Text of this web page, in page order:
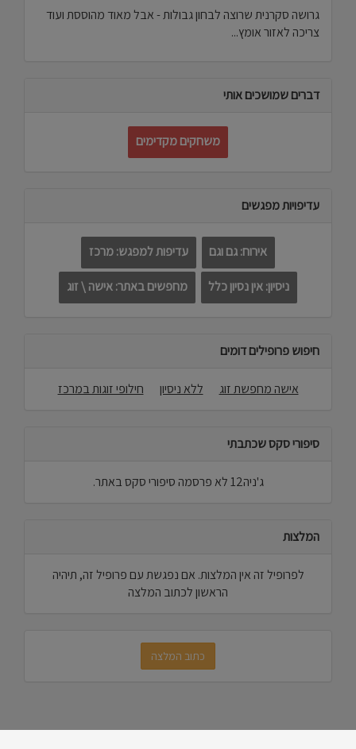
גרושה סקרנית שרוצה לבחון גבולות - אבל מאוד מהוססת ועוד
צריכה לאזור אומץ...
דברים שמושכים אותי
משחקים מקדימים
עדיפויות מפגשים
אירוח: גם וגם עדיפות למפגש: מרכז
ניסיון: אין נסיון כלל מחפשים באתר: אישה \ זוג
חיפוש פרופילים דומים
אישה מחפשת זוג ללא ניסיון חילופי זוגות במרכז
סיפורי סקס שכתבתי
ג'ניה12 לא פרסמה סיפורי סקס באתר.
המלצות
לפרופיל זה אין המלצות. אם נפגשת עם פרופיל זה, תיהיה
הראשון לכתוב המלצה
כתוב המלצה